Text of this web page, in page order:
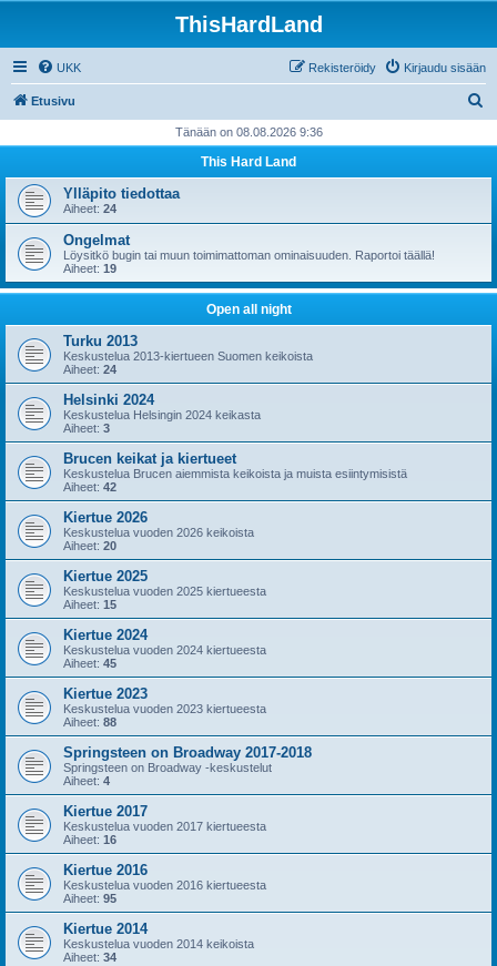
ThisHardLand
UKK Kirjaudu sisään
Rekisteröidy
Etusivu
i
Tänään on 08.08.2026 9:36
This Hard Land
Ylläpito tiedottaa
Aiheet: 24
Ongelmat
Löysitkö bugin tai muun toimimattoman ominaisuuden. Raportoi täällä!
Aiheet: 19
Open all night
Turku 2013
Keskustelua 2013-kiertueen Suomen keikoista
Aiheet: 24
Helsinki 2024
Keskustelua Helsingin 2024 keikasta
Aiheet: 3
Brucen keikat ja kiertueet
Keskustelua Brucen aiemmista keikoista ja muista esiintymisistä
Aiheet: 42
Kiertue 2026
Keskustelua vuoden 2026 keikoista
Aiheet: 20
Kiertue 2025
Keskustelua vuoden 2025 kiertueesta
Aiheet: 15
Kiertue 2024
Keskustelua vuoden 2024 kiertueesta
Aiheet: 45
Kiertue 2023
Keskustelua vuoden 2023 kiertueesta
Aiheet: 88
Springsteen on Broadway 2017-2018
Springsteen on Broadway -keskustelut
Aiheet: 4
Kiertue 2017
Keskustelua vuoden 2017 kiertueesta
Aiheet: 16
Kiertue 2016
Keskustelua vuoden 2016 kiertueesta
Aiheet: 95
Kiertue 2014
Keskustelua vuoden 2014 keikoista
Aiheet: 34